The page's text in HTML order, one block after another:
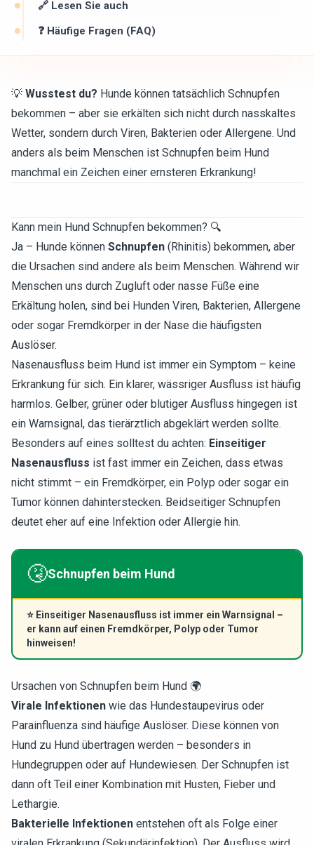
🔗 Lesen Sie auch
❓ Häufige Fragen (FAQ)
💡 Wusstest du? Hunde können tatsächlich Schnupfen
bekommen – aber sie erkälten sich nicht durch nasskaltes
Wetter, sondern durch Viren, Bakterien oder Allergene. Und
anders als beim Menschen ist Schnupfen beim Hund
manchmal ein Zeichen einer ernsteren Erkrankung!
Kann mein Hund Schnupfen bekommen? 🔍
Ja – Hunde können Schnupfen (Rhinitis) bekommen, aber
die Ursachen sind andere als beim Menschen. Während wir
Menschen uns durch Zugluft oder nasse Füße eine
Erkältung holen, sind bei Hunden Viren, Bakterien, Allergene
oder sogar Fremdkörper in der Nase die häufigsten
Auslöser.
Nasenausfluss beim Hund ist immer ein Symptom – keine
Erkrankung für sich. Ein klarer, wässriger Ausfluss ist häufig
harmlos. Gelber, grüner oder blutiger Ausfluss hingegen ist
ein Warnsignal, das tierärztlich abgeklärt werden sollte.
Besonders auf eines solltest du achten: Einseitiger
Nasenausfluss ist fast immer ein Zeichen, dass etwas
nicht stimmt – ein Fremdkörper, ein Polyp oder sogar ein
Tumor können dahinterstecken. Beidseitiger Schnupfen
deutet eher auf eine Infektion oder Allergie hin.
🤧Schnupfen beim Hund
⭐ Einseitiger Nasenausfluss ist immer ein Warnsignal –
er kann auf einen Fremdkörper, Polyp oder Tumor
hinweisen!
Ursachen von Schnupfen beim Hund 🌍
Virale Infektionen wie das Hundestaupevirus oder
Parainfluenza sind häufige Auslöser. Diese können von
Hund zu Hund übertragen werden – besonders in
Hundegruppen oder auf Hundewiesen. Der Schnupfen ist
dann oft Teil einer Kombination mit Husten, Fieber und
Lethargie.
Bakterielle Infektionen entstehen oft als Folge einer